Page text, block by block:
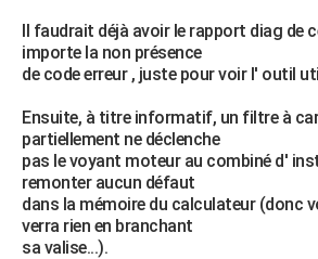
Il faudrait déjà avoir le rapport diag de
importe la non présence
de code erreur , juste pour voir l' outil
Ensuite, à titre informatif, un filtre à
partiellement ne déclenche
pas le voyant moteur au combiné d'
remonter aucun défaut
dans la mémoire du calculateur (donc
verra rien en branchant
sa valise...).